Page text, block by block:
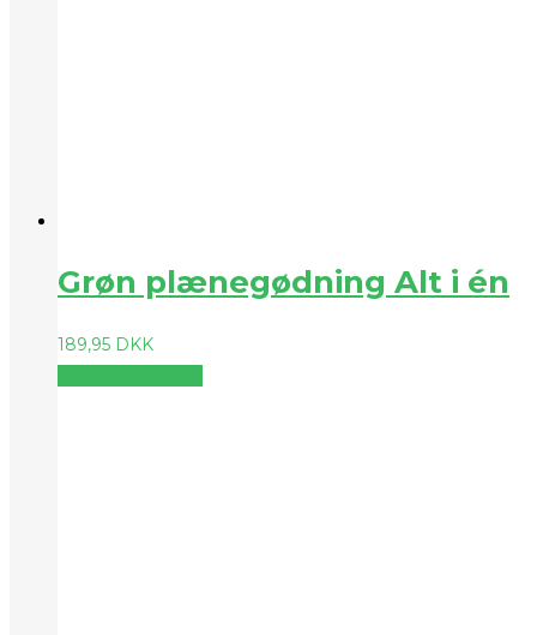
Grøn plænegødning Alt i én
189,95 DKK